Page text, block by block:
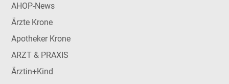
AHOP-News
Ärzte Krone
Apotheker Krone
ARZT & PRAXIS
Ärztin+Kind